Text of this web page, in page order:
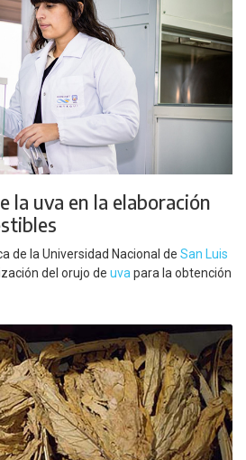
la uva en la elaboración
de la Universidad Nacional de San Luis
del orujo de uva para la obtención